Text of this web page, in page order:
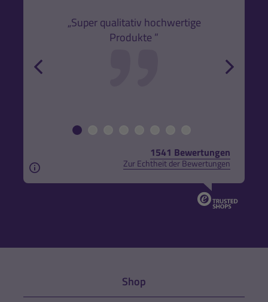
„Super qualitativ hochwertige
Produkte ”
1541 Bewertungen
Zur Echtheit der Bewertungen
Aus rechtlichen Gründen weisen wir darauf hin,
Shop